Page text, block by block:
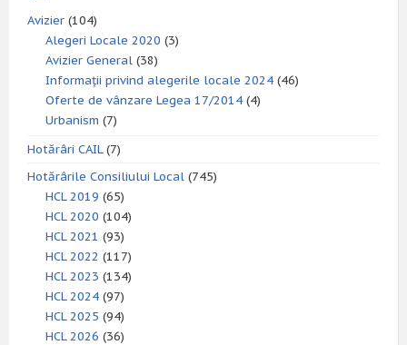
Avizier (104)
Alegeri Locale 2020 (3)
Avizier General (38)
Informații privind alegerile locale 2024 (46)
Oferte de vânzare Legea 17/2014 (4)
Urbanism (7)
Hotărâri CAIL(7)
Hotărârile Consiliului Local (745)
HCL 2019 (65)
HCL 2020 (104)
HCL 2021 (93)
HCL 2022 (117)
HCL 2023 (134)
HCL 2024 (97)
HCL 2025 (94)
HCL 2026 (36)